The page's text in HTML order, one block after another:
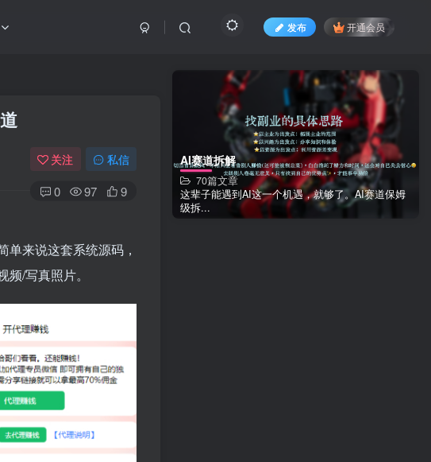
发布 开通会员
关注 私信
0 97 9
来说这套系统源码，
/写真照片。
AI赛道拆解
70篇文章
这辈子能遇到AI这一个机遇，就够了。AI赛道保姆
级拆...